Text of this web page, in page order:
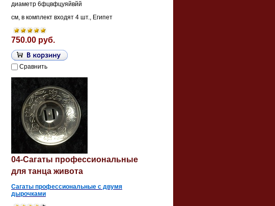
диаметр 6фцвфцуяйвйй
см, в комплект входят 4 шт., Египет
750.00 руб.
Сравнить
04-Сагаты профессиональные
для танца живота
Сагаты профессиональные с двумя
дырочками